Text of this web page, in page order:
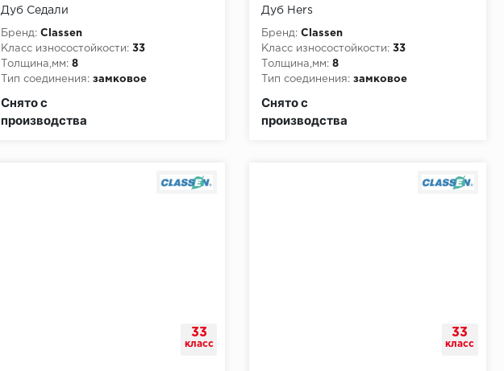
Дуб Седали
Бренд: Classen
Класс износостойкости: 33
Толщина,мм: 8
Тип соединения: замковое
Снято с
производства
Дуб Hers
Бренд: Classen
Класс износостойкости: 33
Толщина,мм: 8
Тип соединения: замковое
Снято с
производства
33
класс
33
класс